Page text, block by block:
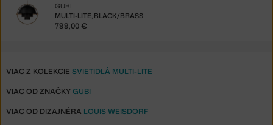
MULTI-LITE, BLACK/BRASS
GUBI
799,00 €
VIAC Z KOLEKCIE SVIETIDLÁ MULTI-LITE
VIAC OD ZNAČKYGUBI
VIAC OD DIZAJNÉRA LOUIS WEISDORF